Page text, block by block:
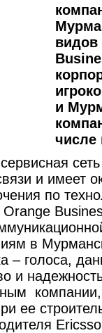
видов
и
числе
и имеет
по
в
– голоса,
и
компании,
ее